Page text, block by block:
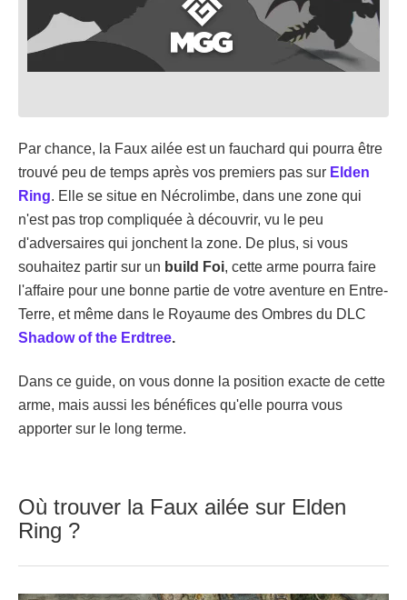
Par chance, la Faux ailée est un fauchard qui pourra être
trouvé peu de temps après vos premiers pas sur Elden
Ring. Elle se situe en Nécrolimbe, dans une zone qui
n'est pas trop compliquée à découvrir, vu le peu
d'adversaires qui jonchent la zone. De plus, si vous
souhaitez partir sur un build Foi, cette arme pourra faire
l'affaire pour une bonne partie de votre aventure en Entre-
Terre, et même dans le Royaume des Ombres du DLC
Shadow of the Erdtree.
Dans ce guide, on vous donne la position exacte de cette
arme, mais aussi les bénéfices qu'elle pourra vous
apporter sur le long terme.
Où trouver la Faux ailée sur Elden
Ring ?